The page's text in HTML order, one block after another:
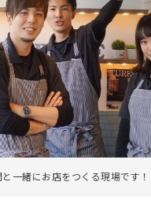
一緒にお店をつくる現場です！